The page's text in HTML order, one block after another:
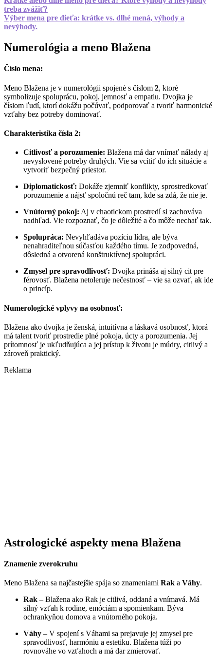
treba zvážiť?
Výber mena pre dieťa: krátke vs. dlhé mená, výhody a
nevýhody.
Numerológia a meno Blažena
Číslo mena:
Meno Blažena je v numerológii spojené s číslom 2, ktoré
symbolizuje spoluprácu, pokoj, jemnosť a empatiu. Dvojka je
číslom ľudí, ktorí dokážu počúvať, podporovať a tvoriť harmonické
vzťahy bez potreby dominovať.
Charakteristika čísla 2:
Citlivosť a porozumenie: Blažena má dar vnímať nálady aj
nevyslovené potreby druhých. Vie sa vcítiť do ich situácie a
vytvoriť bezpečný priestor.
Diplomatickosť: Dokáže zjemniť konflikty, sprostredkovať
porozumenie a nájsť spoločnú reč tam, kde sa zdá, že nie je.
Vnútorný pokoj: Aj v chaotickom prostredí si zachováva
nadhľad. Vie rozpoznať, čo je dôležité a čo môže nechať tak.
Spolupráca: Nevyhľadáva pozíciu lídra, ale býva
nenahraditeľnou súčasťou každého tímu. Je zodpovedná,
dôsledná a otvorená konštruktívnej spolupráci.
Zmysel pre spravodlivosť: Dvojka prináša aj silný cit pre
férovosť. Blažena netoleruje nečestnosť – vie sa ozvať, ak ide
o princíp.
Numerologické vplyvy na osobnosť:
Blažena ako dvojka je ženská, intuitívna a láskavá osobnosť, ktorá
má talent tvoriť prostredie plné pokoja, úcty a porozumenia. Jej
prítomnosť je ukľudňujúca a jej prístup k životu je múdry, citlivý a
zároveň praktický.
Reklama
Astrologické aspekty mena Blažena
Znamenie zverokruhu
Meno Blažena sa najčastejšie spája so znameniami Rak a Váhy.
Rak – Blažena ako Rak je citlivá, oddaná a vnímavá. Má
silný vzťah k rodine, emóciám a spomienkam. Býva
ochrankyňou domova a vnútorného pokoja.
Váhy – V spojení s Váhami sa prejavuje jej zmysel pre
spravodlivosť, harmóniu a estetiku. Blažena túži po
rovnováhe vo vzťahoch a má dar zmierovať.